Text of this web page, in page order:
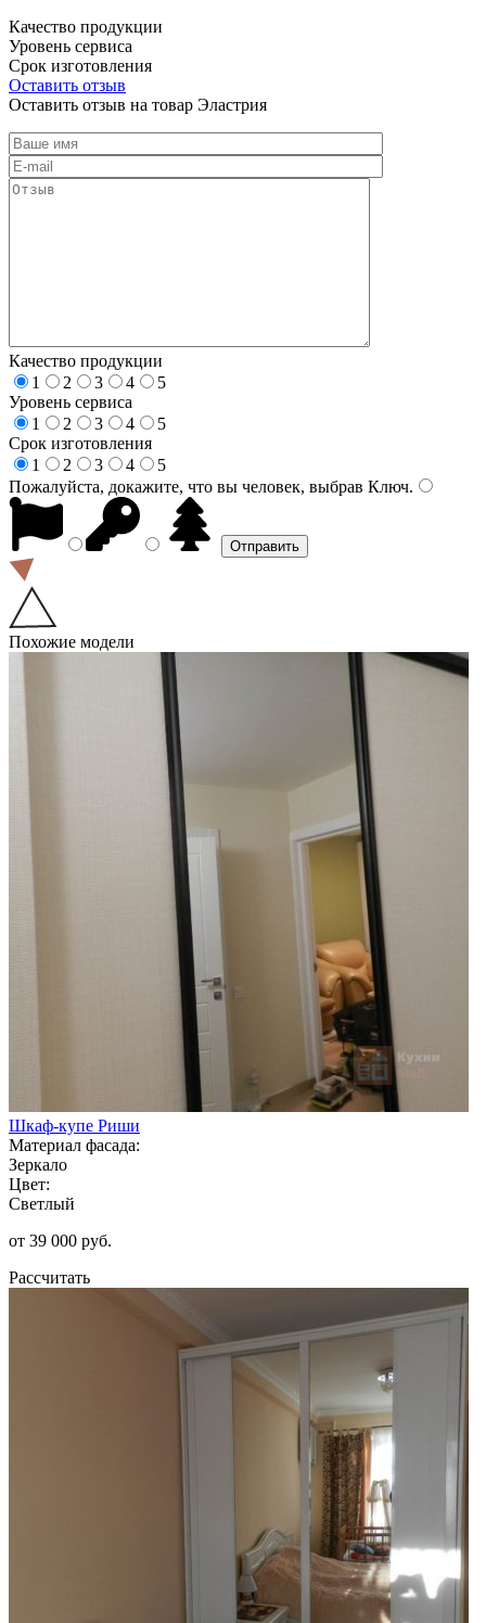
Качество продукции
Уровень сервиса
Срок изготовления
Оставить отзыв
Оставить отзыв на товар Эластрия
Качество продукции
1
2 3 4
5
Уровень сервиса
1
2 3 4
5
Срок изготовления
1
2 3 4
5
Пожалуйста, докажите, что вы человек, выбрав Ключ.
Похожие модели
Шкаф-купе Риши
Материал фасада:
Зеркало
Цвет:
Светлый
от 39 000 руб.
Рассчитать